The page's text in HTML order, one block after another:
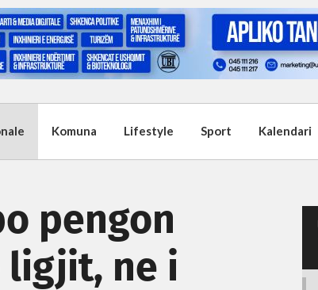
Komuna Lifestyle Sport Kalendari
pengon
ligjit, ne i